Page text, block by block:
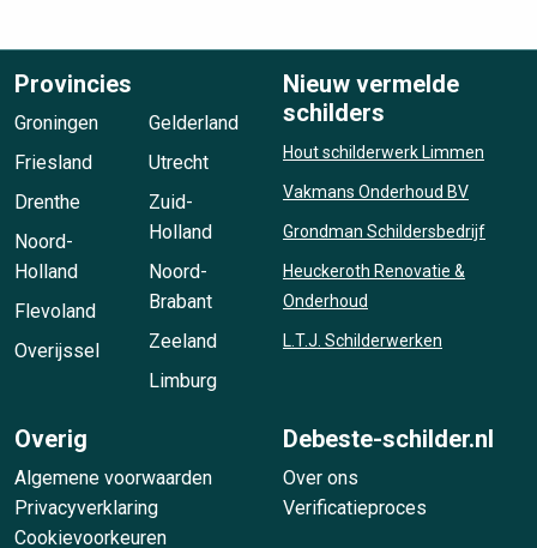
Provincies
Groningen
Friesland
Drenthe
Noord-
Holland
Flevoland
Overijssel
Gelderland
Utrecht
Zuid-
Holland
Noord-
Brabant
Zeeland
Limburg
Nieuw vermelde
schilders
Hout schilderwerk Limmen
Vakmans Onderhoud BV
Grondman Schildersbedrijf
Heuckeroth Renovatie &
Onderhoud
L.T.J. Schilderwerken
Overig
Algemene voorwaarden
Privacyverklaring
Cookievoorkeuren
Debeste-schilder.nl
Over ons
Verificatieproces